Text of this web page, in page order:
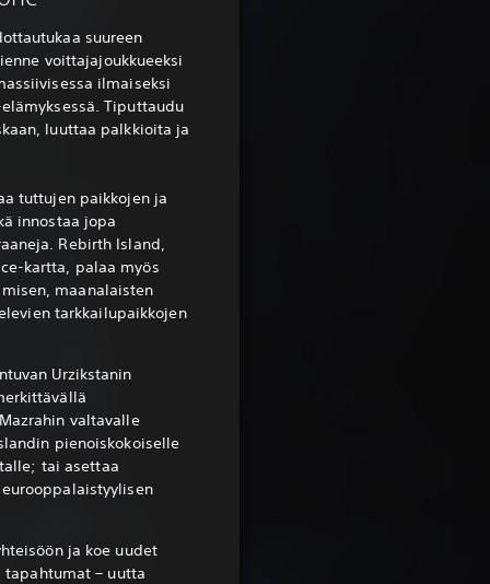
suureen
voittajajoukkueeksi
ilmaiseksi
Tiputtaudu
luuttaa palkkioita ja
tuttujen paikkojen ja
innostaa jopa
Rebirth Island,
kartta, palaa myös
maanalaisten
tarkkailupaikkojen
Urzikstanin
valtavalle
pienoiskokoiselle
tai asettaa
ja koe uudet
– uutta